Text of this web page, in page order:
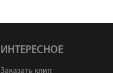
ИНТЕРЕСНОЕ
Заказать клип